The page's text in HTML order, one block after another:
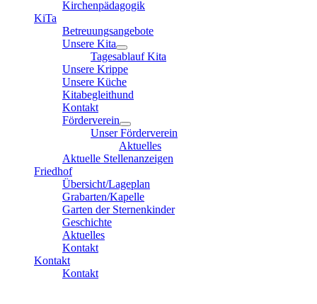
Kirchenpädagogik
KiTa
Betreuungsangebote
Unsere Kita
Tagesablauf Kita
Unsere Krippe
Unsere Küche
Kitabegleithund
Kontakt
Förderverein
Unser Förderverein
Aktuelles
Aktuelle Stellenanzeigen
Friedhof
Übersicht/Lageplan
Grabarten/Kapelle
Garten der Sternenkinder
Geschichte
Aktuelles
Kontakt
Kontakt
Kontakt